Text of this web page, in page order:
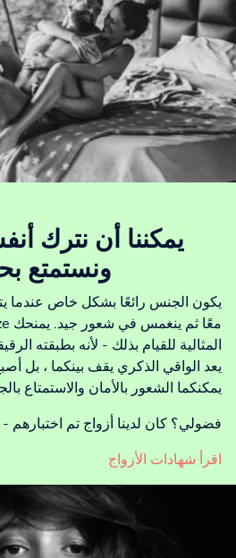
يمكننا أن نترك
ونستمتع
يكون الجنس رائعًا بشكل خاص عندما
المثالية للقيام بذلك - لأنه بطبقته
يعد الواقي الذكري يقف بينكما ، بل
يمكنكما الشعور بالأمان والاستمتاع
فضولي؟ كان لدينا أزواج تم اختبارهم
اقرأ شهادات الأزواج